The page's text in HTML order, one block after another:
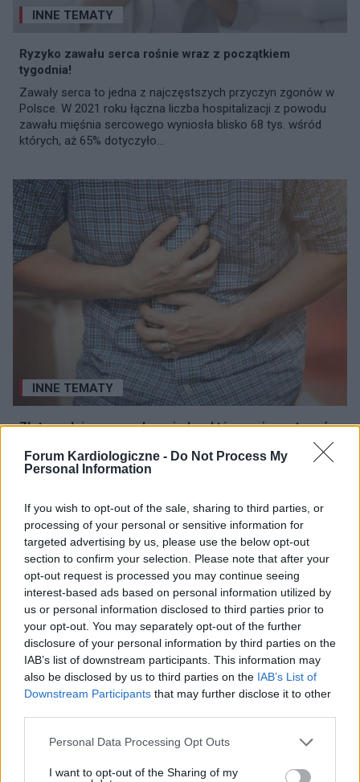
Forum Kardiologiczne - Do Not Process My
Personal Information
If you wish to opt-out of the sale, sharing to third parties, or
processing of your personal or sensitive information for
targeted advertising by us, please use the below opt-out
section to confirm your selection. Please note that after your
opt-out request is processed you may continue seeing
interest-based ads based on personal information utilized by
us or personal information disclosed to third parties prior to
your opt-out. You may separately opt-out of the further
disclosure of your personal information by third parties on the
IAB’s list of downstream participants. This information may
also be disclosed by us to third parties on the IAB’s List of
Downstream Participants that may further disclose it to other
Personal Data Processing Opt Outs
I want to opt-out of the Sharing of my
INNE TEMATY
Ryzyko zawału serca rośnie wraz z początkiem
tygodnia!
Zawały serca to jedna z najczęstszych przyczyn zgonów w
Polsce. W 2021 roku łączna liczba hospitalizacji z powodu
zawału mięśnia sercowego wyniosła blisko 68 tys. wśród
których, aż 65% dotyczyło...
INNE TEMATY
Złota godzina w zawale - wiedza, która może uratować
Na zawał serca każdego roku umiera w Polsce ok. 15 tys.
dotyczy pacjenta przed 45. rokiem...